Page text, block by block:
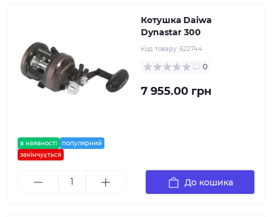
в наявності
популярний
закінчується
Котушка Daiwa
Dynastar 300
Код товару: 622744
0
7 955.00 грн
До кошика